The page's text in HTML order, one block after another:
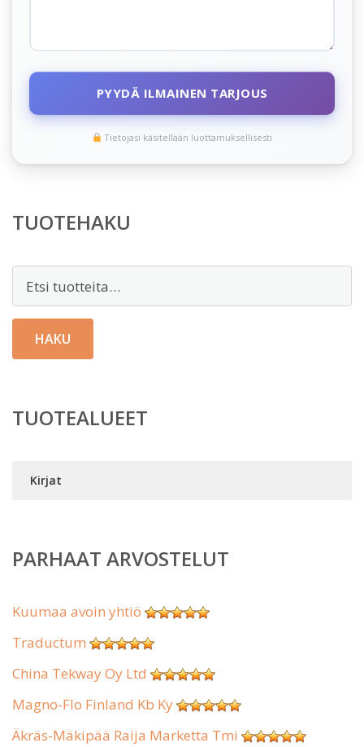
PYYDÄ ILMAINEN TARJOUS
Tietojasi käsitellään luottamuksellisesti
TUOTEHAKU
HAKU
TUOTEALUEET
Kirjat
PARHAAT ARVOSTELUT
Kuumaa avoin yhtiö
Traductum
China Tekway Oy Ltd
Magno-Flo Finland Kb Ky
Äkräs-Mäkipää Raija Marketta Tmi